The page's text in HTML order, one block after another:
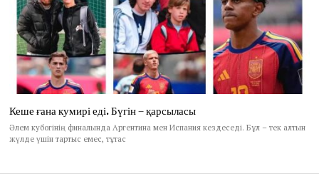
Кеше ғана кумирі еді. Бүгін – қарсыласы
Әлем кубогінің финалында Аргентина мен Испания кездеседі. Бұл – тек алтын
жүлде үшін тартыс емес, тұтас